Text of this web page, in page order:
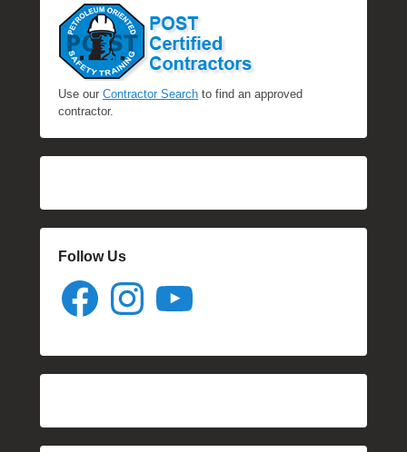
Use our Contractor Search to find an approved
contractor.
Follow Us
Facebook Instagram